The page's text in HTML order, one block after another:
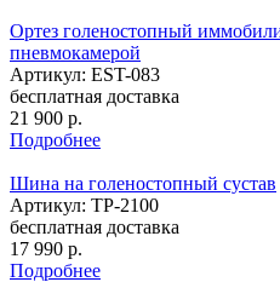
Ортез голеностопный
пневмокамерой
Артикул: EST-083
бесплатная доставка
21 900 р.
Подробнее
Шина на голеностопный сустав
Артикул: TP-2100
бесплатная доставка
17 990 р.
Подробнее